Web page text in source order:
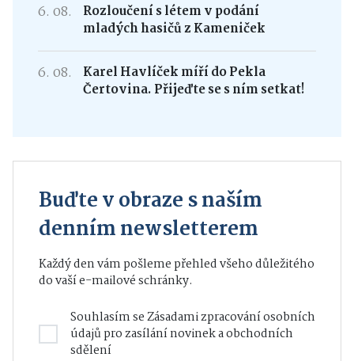
6. 08.
Rozloučení s létem v podání
mladých hasičů z Kameniček
6. 08.
Karel Havlíček míří do Pekla
Čertovina. Přijeďte se s ním setkat!
Buďte v obraze s naším
denním newsletterem
Každý den vám pošleme přehled všeho důležitého
do vaší e-mailové schránky.
Souhlasím seZásadami zpracování osobních
údajůpro zasílání novinek a obchodních
sdělení